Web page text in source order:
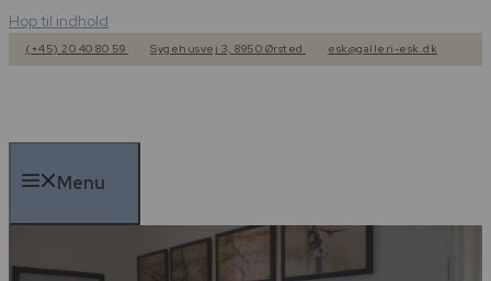
Hop til indhold
(+45) 20 40 80 59 Sygehusvej 3, 8950 Ørsted esk@galleri-esk.dk
Menu